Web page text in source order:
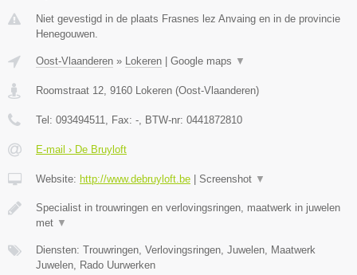
Niet gevestigd in de plaats Frasnes lez Anvaing en in de provincie
Henegouwen.
Oost-Vlaanderen » Lokeren Google maps ▼
Roomstraat 12, 9160 Lokeren (Oost-Vlaanderen)
Tel: 093494511, Fax: -, BTW-nr: 0441872810
E-mail › De Bruyloft
Website: http://www.debruyloft.be Screenshot ▼
Specialist in trouwringen en verlovingsringen, maatwerk in juwelen
met ▼
Diensten: Trouwringen, Verlovingsringen, Juwelen, Maatwerk
Juwelen, Rado Uurwerken